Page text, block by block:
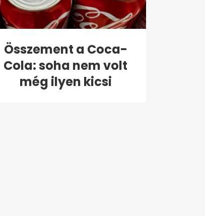
Összement a Coca-
Cola: soha nem volt
még ilyen kicsi